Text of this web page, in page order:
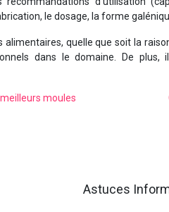
le dosage, la forme
quelle que soit la
dans le domaine. De
moules
Astuces